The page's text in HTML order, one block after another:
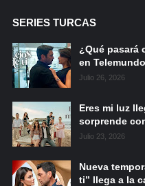
SERIES TURCAS
¿Qué pasará
en
Julio 26, 2026
Eres mi luz
sorprende
Julio 23, 2026
Nueva
ti” llega a la